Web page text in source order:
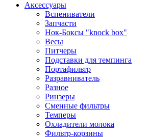
Аксессуары
Вспениватели
Запчасти
Нок-Боксы "knock box"
Весы
Питчеры
Подставки для темпинга
Портафильтр
Разравниватель
Разное
Ринзеры
Сменные фильтры
Темперы
Охладители молока
Фильтр-корзины